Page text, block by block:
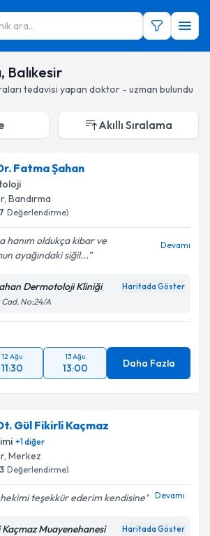
ara...
Balıkesir
tedavisi yapan doktor - uzman bulundu
Akıllı Sıralama
Fatma Şahan
, Bandırma
Değerlendirme)
hanım oldukça kibar ve
ayağındaki siğil...
Devamı
Dermotoloji Kliniği Haritada Göster
No:24/A
12 Ağu
11:30
13 Ağu
13:00 Daha Fazla
Gül Fikirli Kaçmaz
+1diğer
, Merkez
Değerlendirme)
teşekkür ederim kendisine Devamı
Muayenehanesi Haritada Göster